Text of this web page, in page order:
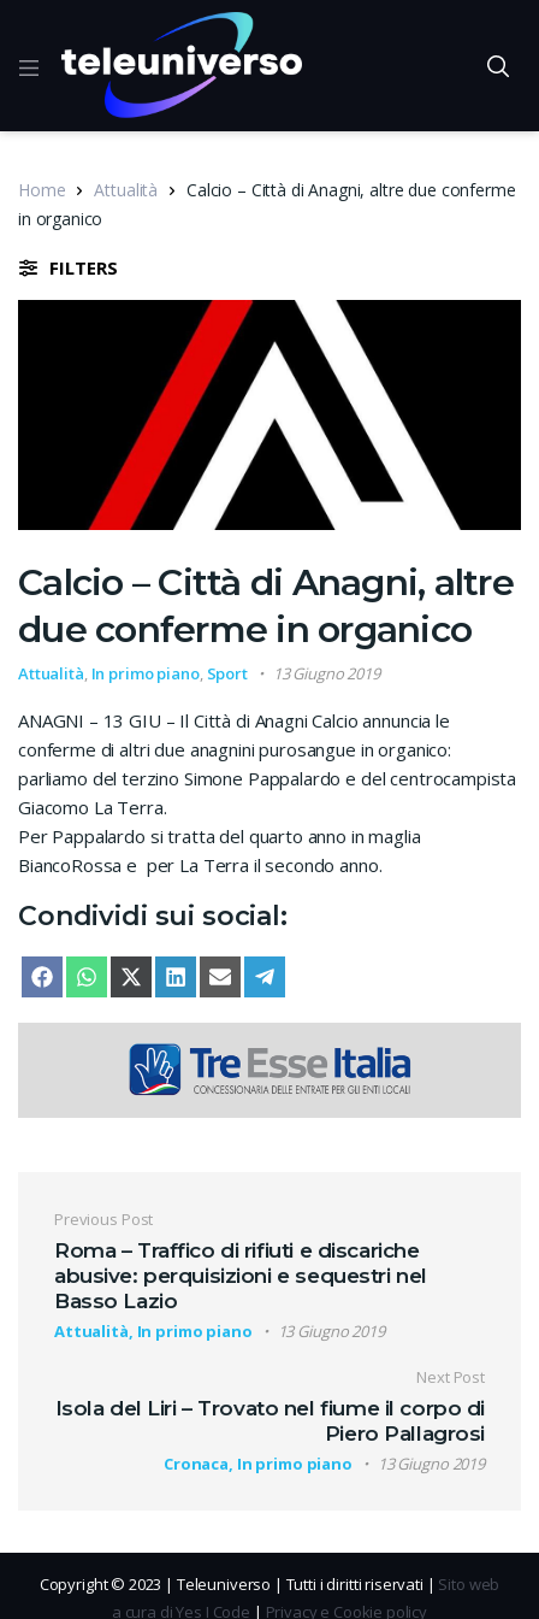
Home Attualità
Calcio – Città di Anagni, altre due conferme
in organico
FILTERS
Calcio – Città di Anagni, altre
due conferme in organico
Attualità, In primo piano, Sport 13 Giugno 2019
ANAGNI – 13 GIU – Il Città di Anagni Calcio annuncia le
conferme di altri due anagnini purosangue in organico:
parliamo del terzino Simone Pappalardo e del centrocampista
Giacomo La Terra.
Per Pappalardo si tratta del quarto anno in maglia
BiancoRossa e per La Terra il secondo anno.
Condividi sui social:
SHARE ON
FACEBOOKSHARE ON
WHATSAPPSHARE ON
X (TWITTER)
SHARE ON
LINKEDINSHARE ON
EMAIL
Navigazione articoli
Previous Post
Roma – Traffico di rifiuti e discariche
abusive: perquisizioni e sequestri nel
Basso Lazio
Attualità, In primo piano 13 Giugno 2019
Next Post
Isola del Liri – Trovato nel fiume il corpo di
Piero Pallagrosi
Cronaca, In primo piano 13 Giugno 2019
Copyright © 2023 | Teleuniverso | Tutti i diritti riservati | Sito web
a cura di Yes I Code | Privacy e Cookie policy